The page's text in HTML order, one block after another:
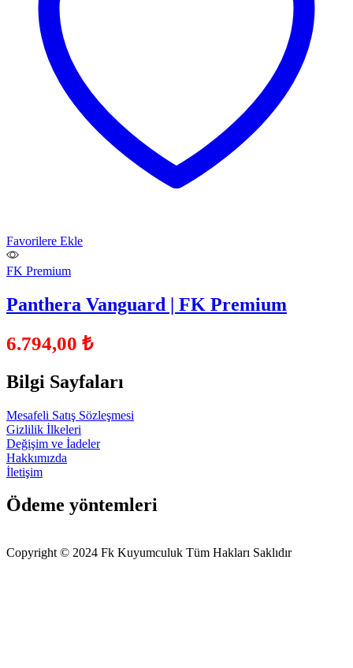
Favorilere Ekle
FK Premium
Panthera Vanguard | FK Premium
6.794,00 ₺
Bilgi Sayfaları
Mesafeli Satış Sözleşmesi
Gizlilik İlkeleri
Değişim ve İadeler
Hakkımızda
İletişim
Ödeme yöntemleri
Copyright © 2024 Fk Kuyumculuk Tüm Hakları Saklıdır